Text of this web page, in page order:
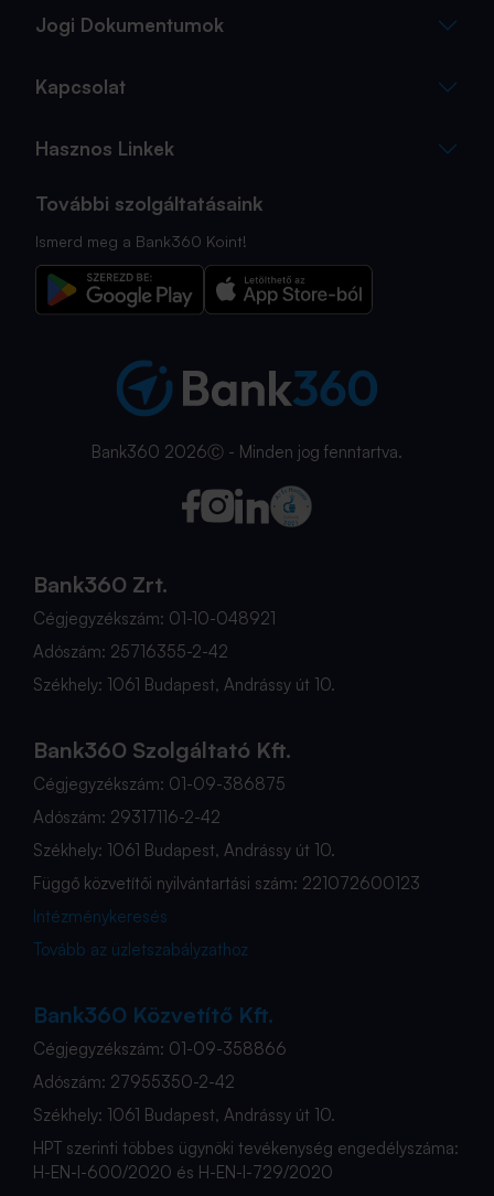
Jogi Dokumentumok
Kapcsolat
Hasznos Linkek
További szolgáltatásaink
Ismerd meg a Bank360 Koint!
Bank360 2026Ⓒ - Minden jog fenntartva.
Bank360 Zrt.
Cégjegyzékszám: 01-10-048921
Adószám: 25716355-2-42
Székhely: 1061 Budapest, Andrássy út 10.
Bank360 Szolgáltató Kft.
Cégjegyzékszám: 01-09-386875
Adószám: 29317116-2-42
Székhely: 1061 Budapest, Andrássy út 10.
Függő közvetítői nyilvántartási szám: 221072600123
Intézménykeresés
Tovább az üzletszabályzathoz
Bank360 Közvetítő Kft.
Cégjegyzékszám: 01-09-358866
Adószám: 27955350-2-42
Székhely: 1061 Budapest, Andrássy út 10.
HPT szerinti többes ügynöki tevékenység engedélyszáma:
H-EN-I-600/2020 és H-EN-I-729/2020